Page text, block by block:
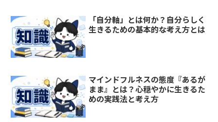
「自分軸」とは何か？自分らしく
生きるための基本的な考え方とは
マインドフルネスの態度『あるが
まま』とは？心穏やかに生きるた
めの実践法と考え方